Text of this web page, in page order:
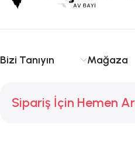
Bizi Tanıyın Mağaza
Sipariş İçin Hemen